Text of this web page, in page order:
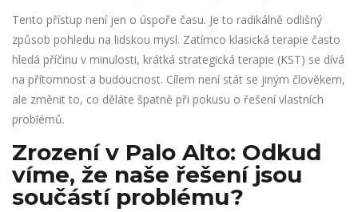
Tento přístup není jen o úspoře času. Je to radikálně odlišný
způsob pohledu na lidskou mysl. Zatímco klasická terapie často
hledá příčinu v minulosti, krátká strategická terapie (KST) se dívá
na přítomnost a budoucnost. Cílem není stát se jiným člověkem,
ale změnit to, co děláte špatně při pokusu o řešení vlastních
problémů.
Zrození v Palo Alto: Odkud
víme, že naše řešení jsou
součástí problému?